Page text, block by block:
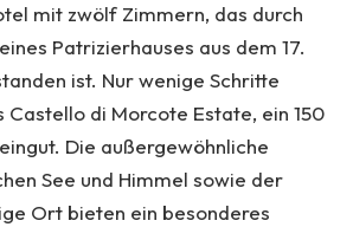
mit zwölf Zimmern, das durch
Patrizierhauses aus dem 17.
ist. Nur wenige Schritte
di Morcote Estate, ein 150
Die außergewöhnliche
See und Himmel sowie der
Ort bieten ein besonderes